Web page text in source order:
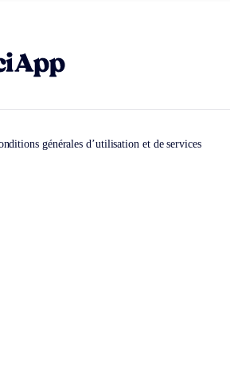
générales d’utilisation et de services